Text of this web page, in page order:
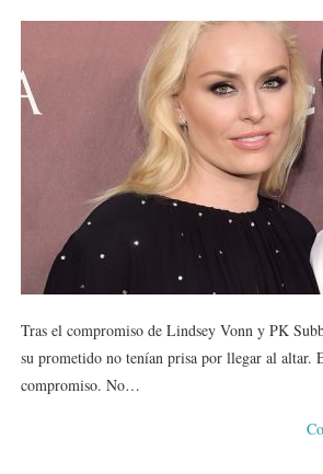
Tras el compromiso de Lindsey Vonn y PK
su prometido no tenían prisa por llegar al
compromiso. No…